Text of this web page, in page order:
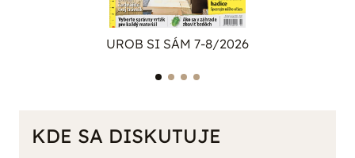
UROB SI SÁM 7-8/2026
KDE SA DISKUTUJE